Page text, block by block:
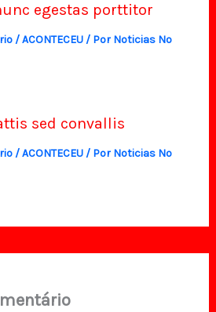
egestas porttitor
/ACONTECEU/ Por Noticias No
sed convallis
/ACONTECEU/ Por Noticias No